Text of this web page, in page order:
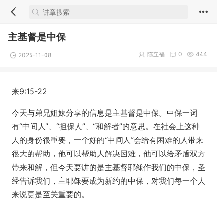
主基督是中保
2025-11-08 444
0
陈立福
来9:15-22
今天与弟兄姐妹分享的信息是主基督是中保。中保一词
有“中间人”、“担保人”、“和解者”的意思。在社会上这种
人的身份很重要，一个好的“中间人”会给有困难的人带来
很大的帮助，他可以帮助人解决困难，他可以给矛盾双方
带来和解，但今天要讲的是主基督耶稣作我们的中保，圣
经告诉我们，主耶稣要成为新约的中保，对我们每一个人
来说更是至关重要的。